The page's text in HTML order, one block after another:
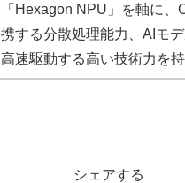
「Hexagon NPU」を軸に、
携する分散処理能力、AIモ
高速駆動する高い技術力を持
シェアする